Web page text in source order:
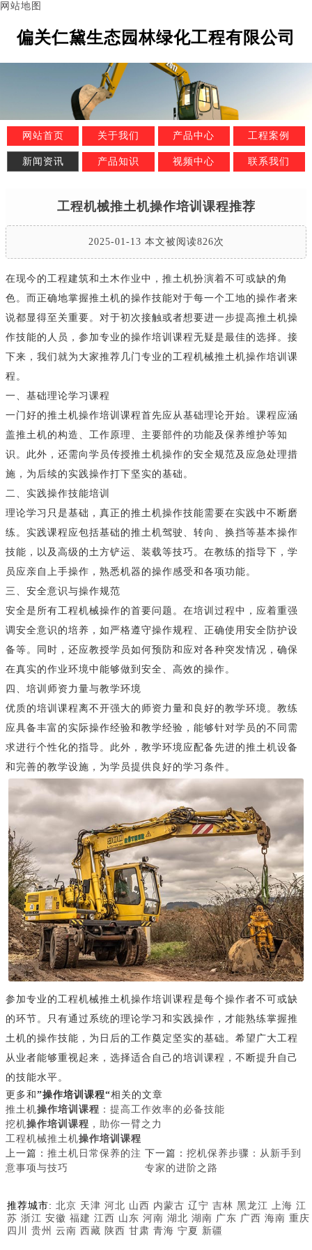
网站地图
偏关仁黛生态园林绿化工程有限公司
网站首页 关于我们 产品中心 工程案例
新闻资讯 产品知识 视频中心 联系我们
工程机械推土机操作培训课程推荐
2025-01-13 本文被阅读826次
在现今的工程建筑和土木作业中，推土机扮演着不可或缺的角
色。而正确地掌握推土机的操作技能对于每一个工地的操作者来
说都显得至关重要。对于初次接触或者想要进一步提高推土机操
作技能的人员，参加专业的操作培训课程无疑是最佳的选择。接
下来，我们就为大家推荐几门专业的工程机械推土机操作培训课
程。
一、基础理论学习课程
一门好的推土机操作培训课程首先应从基础理论开始。课程应涵
盖推土机的构造、工作原理、主要部件的功能及保养维护等知
识。此外，还需向学员传授推土机操作的安全规范及应急处理措
施，为后续的实践操作打下坚实的基础。
二、实践操作技能培训
理论学习只是基础，真正的推土机操作技能需要在实践中不断磨
练。实践课程应包括基础的推土机驾驶、转向、换挡等基本操作
技能，以及高级的土方铲运、装载等技巧。在教练的指导下，学
员应亲自上手操作，熟悉机器的操作感受和各项功能。
三、安全意识与操作规范
安全是所有工程机械操作的首要问题。在培训过程中，应着重强
调安全意识的培养，如严格遵守操作规程、正确使用安全防护设
备等。同时，还应教授学员如何预防和应对各种突发情况，确保
在真实的作业环境中能够做到安全、高效的操作。
四、培训师资力量与教学环境
优质的培训课程离不开强大的师资力量和良好的教学环境。教练
应具备丰富的实际操作经验和教学经验，能够针对学员的不同需
求进行个性化的指导。此外，教学环境应配备先进的推土机设备
和完善的教学设施，为学员提供良好的学习条件。
参加专业的工程机械推土机操作培训课程是每个操作者不可或缺
的环节。只有通过系统的理论学习和实践操作，才能熟练掌握推
土机的操作技能，为日后的工作奠定坚实的基础。希望广大工程
从业者能够重视起来，选择适合自己的培训课程，不断提升自己
的技能水平。
更多和 ”操作培训课程“相关的文章
推土机操作培训课程 ：提高工作效率的必备技能
挖机操作培训课程 ，助你一臂之力
工程机械推土机操作培训课程
上一篇： 推土机日常保养的注
意事项与技巧
下一篇： 挖机保养步骤：从新手到
专家的进阶之路
推荐城市: 北京 天津 河北 山西 内蒙古 辽宁 吉林 黑龙江 上海 江
苏 浙江 安徽 福建 江西 山东 河南 湖北 湖南 广东 广西 海南 重庆
四川
贵州 云南 西藏 陕西 甘肃 青海 宁夏 新疆